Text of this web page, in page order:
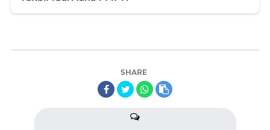
SHARE